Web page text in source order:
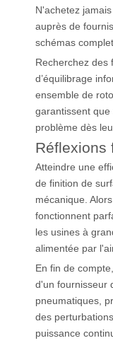
N'achetez
auprès de
schémas
Recherchez des
d’équilibrage
ensemble de
garantissent
problème dès
Réflexions
Atteindre une
de finition de
mécanique.
fonctionnent
les usines à
alimentée par
En fin de
d'un fournisseur
pneumatiques,
des
puissance